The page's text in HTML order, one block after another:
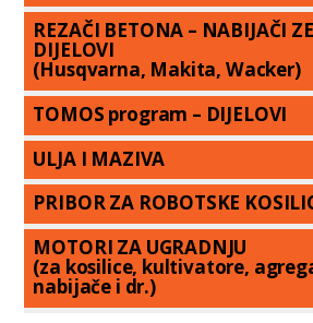
REZAČI BETONA – NABIJAČI
DIJELOVI
(Husqvarna, Makita, Wacker)
TOMOS program – DIJELOVI
ULJA I MAZIVA
PRIBOR ZA ROBOTSKE
MOTORI ZA UGRADNJU
(za kosilice, kultivatore,
nabijače i dr.)